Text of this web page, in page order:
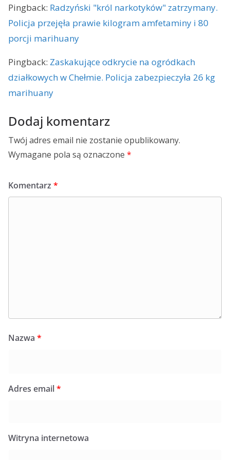
Pingback: Radzyński "król narkotyków" zatrzymany.
Policja przejęła prawie kilogram amfetaminy i 80
porcji marihuany
Pingback: Zaskakujące odkrycie na ogródkach
działkowych w Chełmie. Policja zabezpieczyła 26 kg
marihuany
Dodaj komentarz
Twój adres email nie zostanie opublikowany.
Wymagane pola są oznaczone *
Komentarz *
Nazwa *
Adres email*
Witryna internetowa